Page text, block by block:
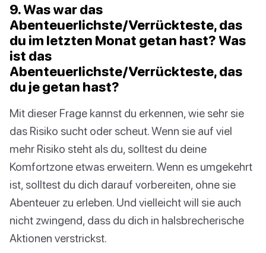
9. Was war das
Abenteuerlichste/Verrückteste, das
du im letzten Monat getan hast? Was
ist das
Abenteuerlichste/Verrückteste, das
du je getan hast?
Mit dieser Frage kannst du erkennen, wie sehr sie
das Risiko sucht oder scheut. Wenn sie auf viel
mehr Risiko steht als du, solltest du deine
Komfortzone etwas erweitern. Wenn es umgekehrt
ist, solltest du dich darauf vorbereiten, ohne sie
Abenteuer zu erleben. Und vielleicht will sie auch
nicht zwingend, dass du dich in halsbrecherische
Aktionen verstrickst.